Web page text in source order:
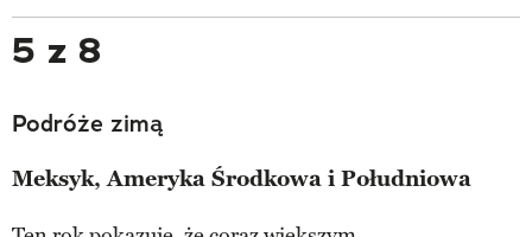
5 z 8
Podróże zimą
Meksyk, Ameryka Środkowa i Południowa